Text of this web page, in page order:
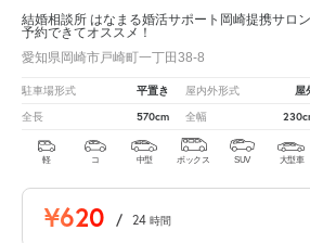
結婚相談所 はなまる婚活サポート岡崎提携サロ
予約できてオススメ！
愛知県岡崎市戸崎町一丁田38-8
駐車場形式 平置き 屋内外形式 屋
全長 570cm 全幅
軽 コ 中型 ボックス SUV 大型車
¥620 / 24 時間